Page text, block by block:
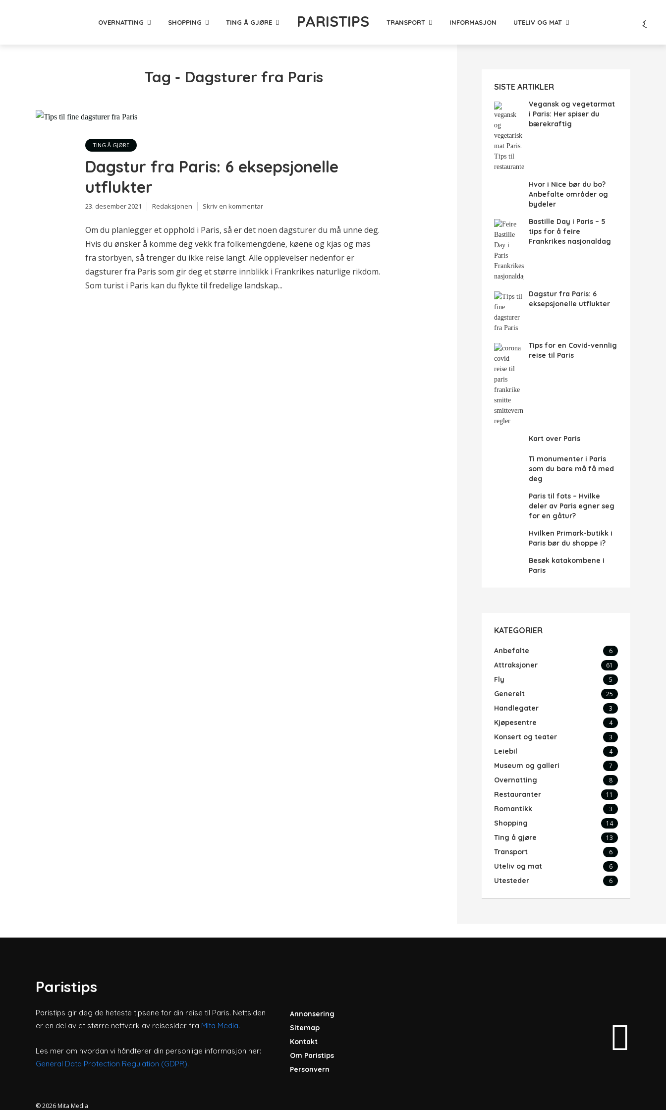
OVERNATTING SHOPPING TING Å GJØRE PARISTIPS TRANSPORT INFORMASJON UTELIV OG MAT
Tag - Dagsturer fra Paris
TING Å GJØRE
Dagstur fra Paris: 6 eksepsjonelle
utflukter
23. desember 2021 Redaksjonen Skriv en kommentar
Om du planlegger et opphold i Paris, så er det noen dagsturer du må unne deg.
Hvis du ønsker å komme deg vekk fra folkemengdene, køene og kjas og mas
fra storbyen, så trenger du ikke reise langt. Alle opplevelser nedenfor er
dagsturer fra Paris som gir deg et større innblikk i Frankrikes naturlige rikdom.
Som turist i Paris kan du flykte til fredelige landskap...
SISTE ARTIKLER
Vegansk og vegetarmat
i Paris: Her spiser du
bærekraftig
Hvor i Nice bør du bo?
Anbefalte områder og
bydeler
Bastille Day i Paris – 5
tips for å feire
Frankrikes nasjonaldag
Dagstur fra Paris: 6
eksepsjonelle utflukter
Tips for en Covid-vennlig
reise til Paris
Kart over Paris
Ti monumenter i Paris
som du bare må få med
deg
Paris til fots – Hvilke
deler av Paris egner seg
for en gåtur?
Hvilken Primark-butikk i
Paris bør du shoppe i?
Besøk katakombene i
Paris
KATEGORIER
Anbefalte 6
Attraksjoner 61
Fly 5
Generelt 25
Handlegater 3
Kjøpesentre 4
Konsert og teater 3
Leiebil 4
Museum og galleri 7
Overnatting 8
Restauranter 11
Romantikk 3
Shopping 14
Ting å gjøre 13
Transport 6
Uteliv og mat 6
Utesteder 6
Paristips
Paristips gir deg de heteste tipsene for din reise til Paris. Nettsiden
er en del av et større nettverk av reisesider fra Mita Media.
Les mer om hvordan vi håndterer din personlige informasjon her:
General Data Protection Regulation (GDPR).
Annonsering
Sitemap
Kontakt
Om Paristips
Personvern
© 2026 Mita Media